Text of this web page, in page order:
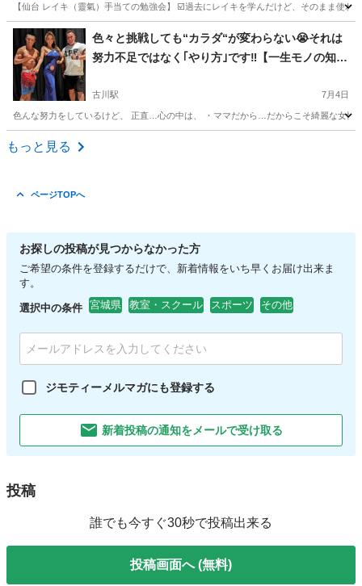
【仙台 レイキ（靈氣）手当ての勉強会】 ☑️過去にレイキを学んだけど、そのまま使
宮城 仙台市 北四番丁駅 気功 レイキ
色々と挑戦しても“カラダ“が変わらない😭それは
努力不足ではなく｢やり方｣です‼️【一生モノの知識
インボディメイクコーチングで変わる🏋️
古川駅 7月4日
色んな努力をしているけど、 正直…心の中は、 ・ママだから…だからこそ綺麗な女性
宮城 大崎市
もっと見る
ページTOPへ
お探しの投稿が見つからなかった方
ご希望の条件を登録するだけで、新着情報をいち早くお届け出来ま
す。
選択中の条件 宮城県 教室・スクール スポーツ その他
ジモティーメルマガにも登録する
新着投稿の通知をメールで受け取る
投稿
誰でも今すぐ30秒で投稿出来る
投稿画面へ (無料)